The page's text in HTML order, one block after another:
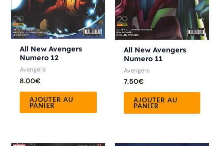
All New Avengers
Numero 12
Avengers
8.00€
AJOUTER AU
PANIER
All New Avengers
Numero 11
Avengers
7.50€
AJOUTER AU
PANIER